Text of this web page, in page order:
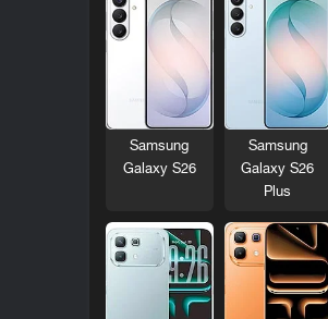
Samsung
Galaxy S26
Plus
Samsung
Galaxy S26